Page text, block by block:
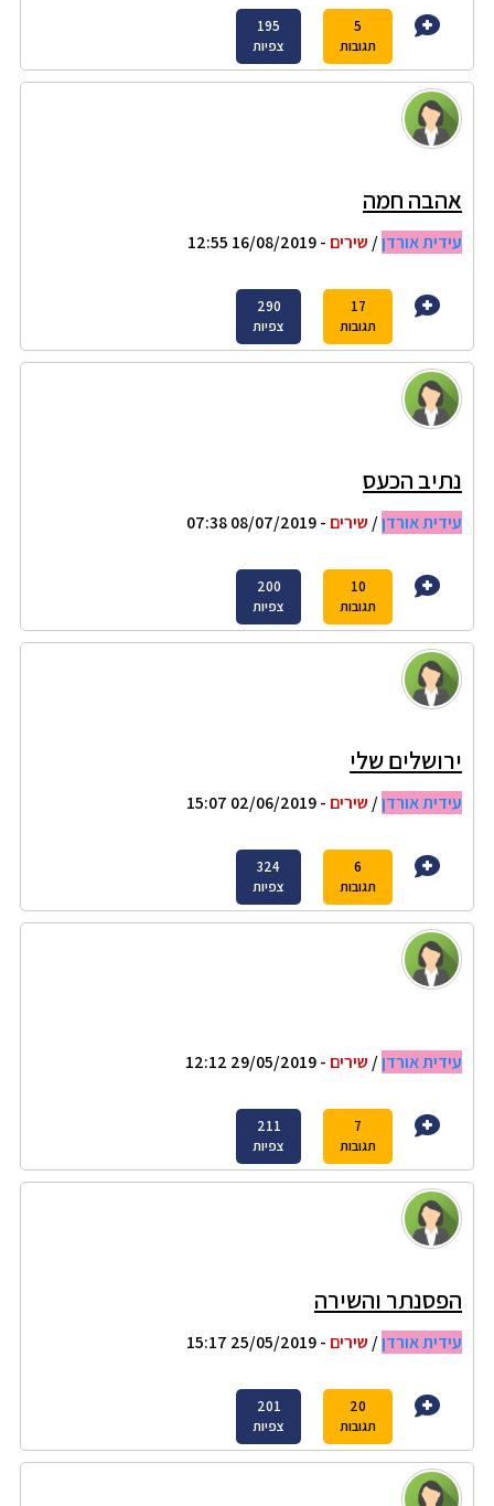
5
תגובות
195
צפיות
אהבה חמה
עידית אורדן/ שירים - 16/08/2019 12:55
17
תגובות
290
צפיות
נתיב הכעס
עידית אורדן/ שירים - 08/07/2019 07:38
10
תגובות
200
צפיות
ירושלים שלי
עידית אורדן/ שירים - 02/06/2019 15:07
6
תגובות
324
צפיות
עידית אורדן/ שירים - 29/05/2019 12:12
7
תגובות
211
צפיות
הפסנתר והשירה
עידית אורדן/ שירים - 25/05/2019 15:17
20
תגובות
201
צפיות